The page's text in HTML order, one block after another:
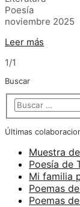
Poesía
noviembre 2025
Leer más
1/1
Buscar
Últimas
Muestra
Poesía de
Mi familia
Poemas
Poemas